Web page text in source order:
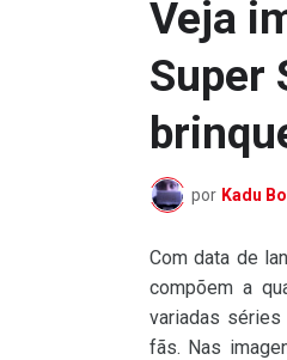
Veja
Super
por Kadu
Com data de
compõem a
variadas séries
fãs. Nas